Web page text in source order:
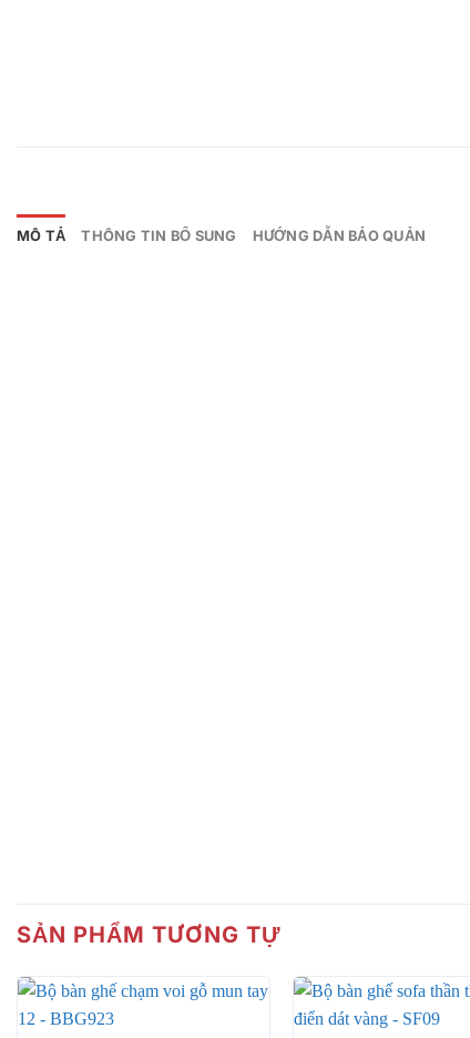
MÔ TẢ THÔNG TIN BỔ SUNG HƯỚNG DẪN BẢO QUẢN
Ưu điểm của tủ ti vi hiện đại cẩm
• Sản phẩm được chế tác từ ngọc gỗ cẩm lai vô
khủng (gỗ thô có giá cao gấp 5 lần gỗ cẩm lai thường).
SẢN PHẨM TƯƠNG TỰ